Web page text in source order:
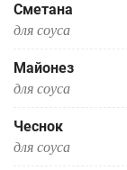
Сметана
для соуса
Майонез
для соуса
Чеснок
для соуса